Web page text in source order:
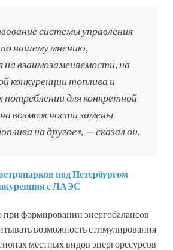
системы управления
нашему мнению,
на взаимозаменяемости, на
конкуренции топлива и
потреблении для конкретной
возможности замены
на другое», — сказал он.
под Петербургом
с ЛАЭС
при формировании энергобалансов
возможность стимулирования
местных видов энергоресурсов